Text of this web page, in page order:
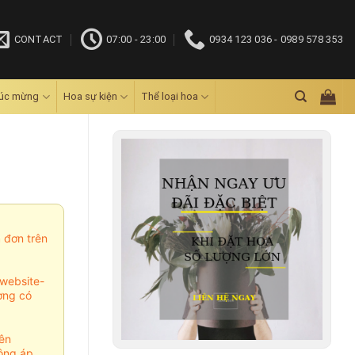
CONTACT 07:00 - 23:00 0934 123 036 - 0989 578 353
mừng Hoa sự kiện Thể loại hoa
đơn trên
có